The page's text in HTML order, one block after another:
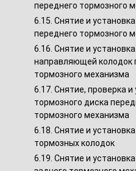
переднего тормозного
6.15. Снятие и
переднего тормозного
6.16. Снятие и установка
направляющей колодок
тормозного механизма
6.17. Снятие, проверка и
тормозного диска
тормозного механизма
6.18. Снятие и
тормозных колодок
6.19. Снятие и